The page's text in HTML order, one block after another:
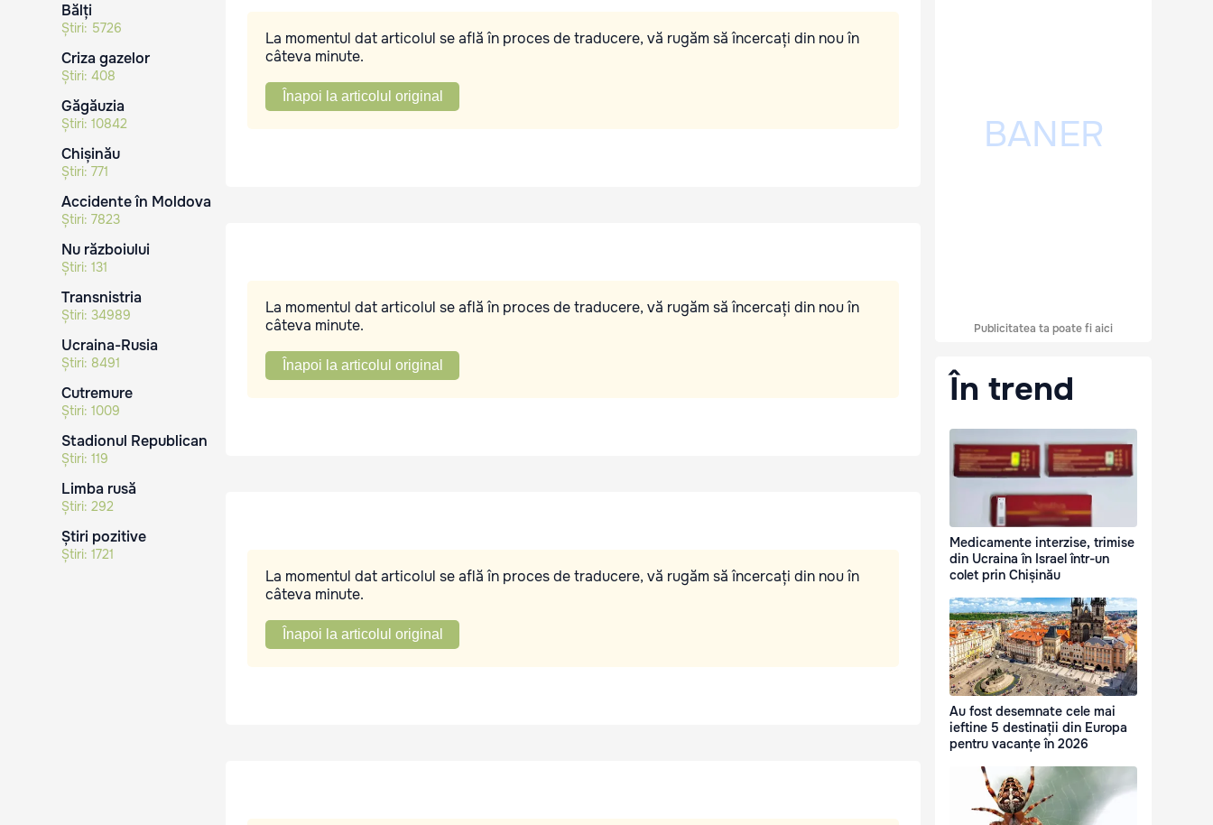
Bălți
Știri: 5726
Criza gazelor
Știri: 408
Găgăuzia
Știri: 10842
Chișinău
Știri: 771
Accidente în Moldova
Știri: 7823
Nu războiului
Știri: 131
Transnistria
Știri: 34989
Ucraina-Rusia
Știri: 8491
Cutremure
Știri: 1009
Stadionul Republican
Știri: 119
Limba rusă
Știri: 292
Știri pozitive
Știri: 1721
La momentul dat articolul se află în proces de traducere, vă rugăm să încercați din nou în
câteva minute.
Înapoi la articolul original
La momentul dat articolul se află în proces de traducere, vă rugăm să încercați din nou în
câteva minute.
Înapoi la articolul original
La momentul dat articolul se află în proces de traducere, vă rugăm să încercați din nou în
câteva minute.
Înapoi la articolul original
Publicitatea ta poate fi aici
În trend
Medicamente interzise, trimise
din Ucraina în Israel într-un
colet prin Chișinău
Au fost desemnate cele mai
ieftine 5 destinații din Europa
pentru vacanțe în 2026